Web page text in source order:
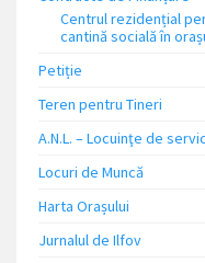
Centrul rezidențial
cantină socială în
Petiție
Teren pentru Tineri
A.N.L. – Locuinţe de
Locuri de Muncă
Harta Orașului
Jurnalul de Ilfov